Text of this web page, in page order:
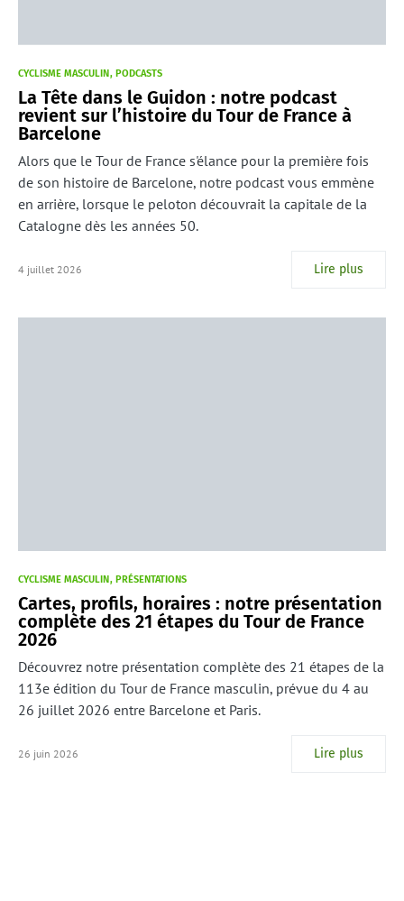
CYCLISME MASCULIN PODCASTS
La Tête dans le Guidon : notre podcast
revient sur l’histoire du Tour de France à
Barcelone
Alors que le Tour de France s'élance pour la première fois
de son histoire de Barcelone, notre podcast vous emmène
en arrière, lorsque le peloton découvrait la capitale de la
Catalogne dès les années 50.
4 juillet 2026 Lire plus
CYCLISME MASCULIN PRÉSENTATIONS
Cartes, profils, horaires : notre présentation
complète des 21 étapes du Tour de France
2026
Découvrez notre présentation complète des 21 étapes de la
113e édition du Tour de France masculin, prévue du 4 au
26 juillet 2026 entre Barcelone et Paris.
26 juin 2026 Lire plus